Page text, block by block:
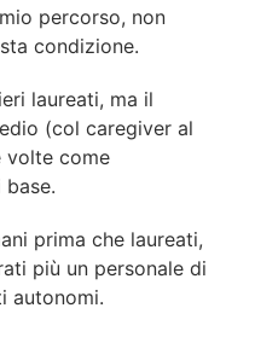
percorso, non
condizione.
laureati, ma il
(col caregiver al
volte come
prima che laureati,
più un personale di
autonomi.